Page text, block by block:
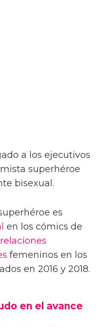
a los ejecutivos
superhéroe
bisexual.
es
en los cómics de
relaciones
femeninos en los
en 2016 y 2018.
en el avance